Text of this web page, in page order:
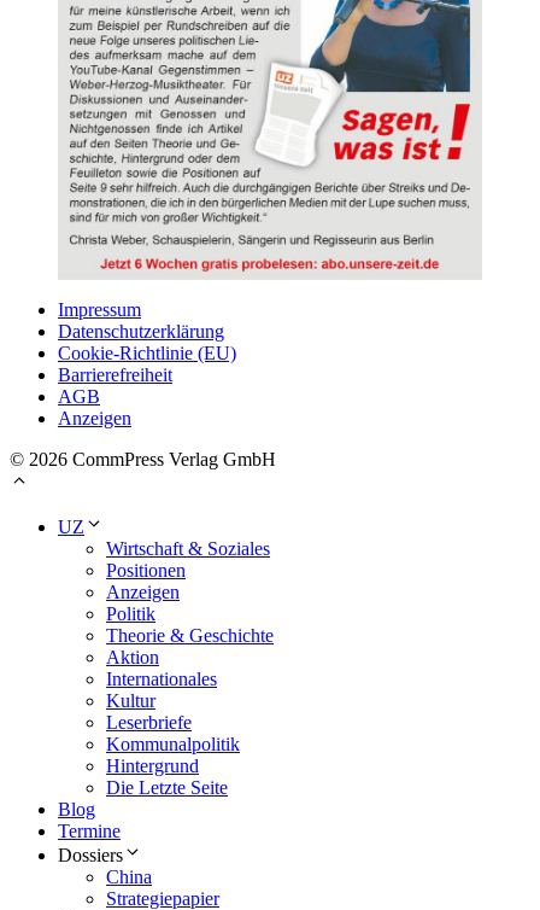
Impressum
Datenschutzerklärung
Cookie-Richtlinie (EU)
Barrierefreiheit
AGB
Anzeigen
© 2026 CommPress Verlag GmbH
UZ
Wirtschaft & Soziales
Positionen
Anzeigen
Politik
Theorie & Geschichte
Aktion
Internationales
Kultur
Leserbriefe
Kommunalpolitik
Hintergrund
Die Letzte Seite
Blog
Termine
Dossiers
China
Strategiepapier